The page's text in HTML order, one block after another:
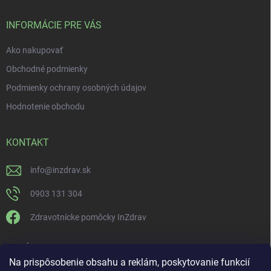
Na prispôsobenie obsahu a reklám, poskytovanie funkcií
INFORMÁCIE PRE VÁS
Ako nakupovať
Obchodné podmienky
Podmienky ochrany osobných údajov
Hodnotenie obchodu
KONTAKT
info@inzdrav.sk
0903 131 304
Zdravotnícke pomôcky InZdrav